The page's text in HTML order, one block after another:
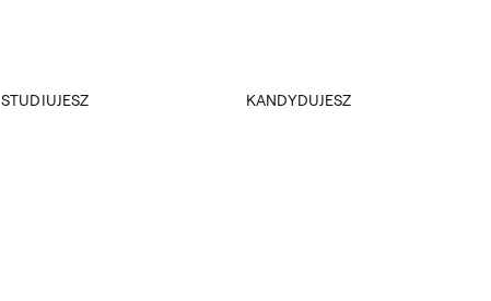
STUDIUJESZ KANDYDUJESZ